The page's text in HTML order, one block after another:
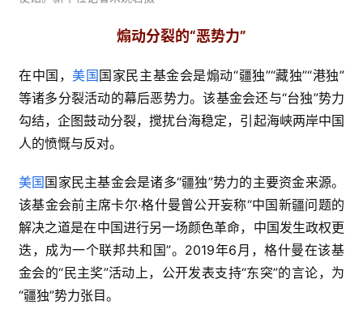
煽动分裂的“恶势力”
在中国，美国 国家民主基金会是煽动“疆独”“藏独”“港独”
等诸多分裂活动的幕后恶势力。该基金会还与“台独”势力
勾结，企图鼓动分裂，搅扰台海稳定，引起海峡两岸中国
人的愤慨与反对。
美国 国家民主基金会是诸多“疆独”势力的主要资金来源。
该基金会前主席卡尔·格什曼曾公开妄称“中国新疆问题的
解决之道是在中国进行另一场颜色革命，中国发生政权更
迭，成为一个联邦共和国”。2019年6月，格什曼在该基
金会的“民主奖”活动上，公开发表支持“东突”的言论，为
“疆独”势力张目。